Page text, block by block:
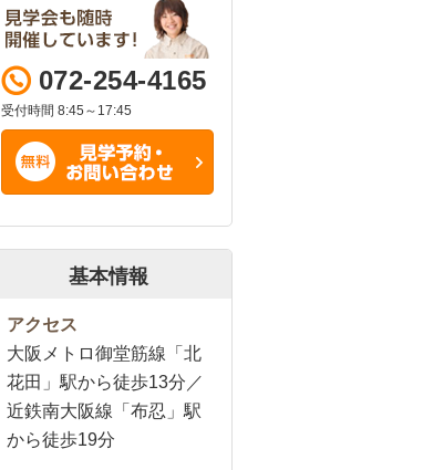
072-254-4165
受付時間 8:45～17:45
基本情報
アクセス
大阪メトロ御堂筋線「北
花田」駅から徒歩13分／
近鉄南大阪線「布忍」駅
から徒歩19分